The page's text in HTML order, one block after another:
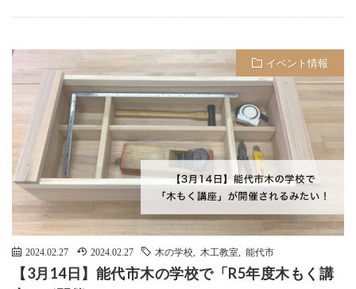
イベント情報
2024.02.27 2024.02.27 木の学校 木工教室 能代市
【3月14日】能代市木の学校で「R5年度木もく講